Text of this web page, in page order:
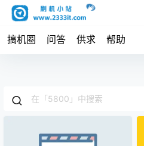
搞机圈 问答 供求 帮助